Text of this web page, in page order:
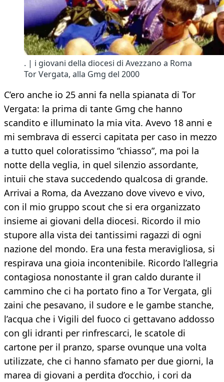
. | i giovani della diocesi di Avezzano a Roma
Tor Vergata, alla Gmg del 2000
C’ero anche io 25 anni fa nella spianata di Tor
Vergata: la prima di tante Gmg che hanno
scandito e illuminato la mia vita. Avevo 18 anni e
mi sembrava di esserci capitata per caso in mezzo
a tutto quel coloratissimo “chiasso”, ma poi la
notte della veglia, in quel silenzio assordante,
intuii che stava succedendo qualcosa di grande.
Arrivai a Roma, da Avezzano dove vivevo e vivo,
con il mio gruppo scout che si era organizzato
insieme ai giovani della diocesi. Ricordo il mio
stupore alla vista dei tantissimi ragazzi di ogni
nazione del mondo. Era una festa meravigliosa, si
respirava una gioia incontenibile. Ricordo l’allegria
contagiosa nonostante il gran caldo durante il
cammino che ci ha portato fino a Tor Vergata, gli
zaini che pesavano, il sudore e le gambe stanche,
l’acqua che i Vigili del fuoco ci gettavano addosso
con gli idranti per rinfrescarci, le scatole di
cartone per il pranzo, sparse ovunque una volta
utilizzate, che ci hanno sfamato per due giorni, la
marea di giovani a perdita d’occhio, i cori da